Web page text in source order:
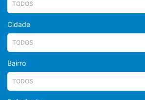
Cidade
Bairro